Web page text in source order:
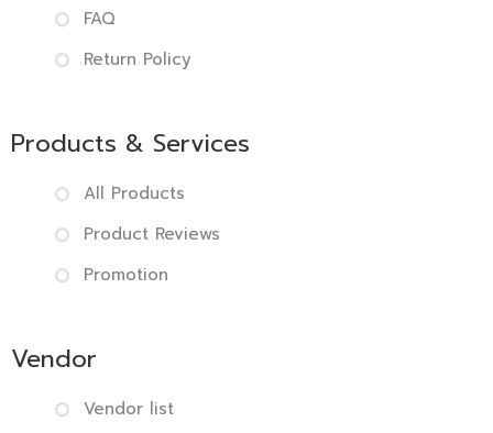
FAQ
Return Policy
Products & Services
All Products
Product Reviews
Promotion
Vendor
Vendor list